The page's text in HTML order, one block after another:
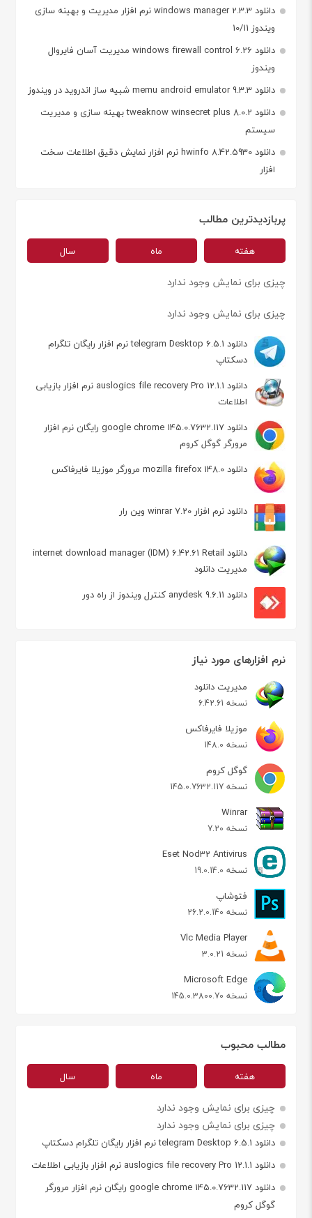
دانلود windows manager 2.3.3 نرم افزار مدیریت و بهینه سازی
ویندوز 10/11
دانلود windows firewall control 6.26 مدیریت آسان فایروال
ویندوز
دانلود memu android emulator 9.3.3 شبیه ساز اندروید در ویندوز
دانلود tweaknow winsecret plus 8.0.2 بهینه سازی و مدیریت
سیستم
دانلود hwinfo 8.42.5930 نرم افزار نمایش دقیق اطلاعات سخت
افزار
پربازدیدترین مطالب
هفته ماه سال
چیزی برای نمایش وجود ندارد
چیزی برای نمایش وجود ندارد
دانلود telegram Desktop 6.5.1 نرم افزار رایگان تلگرام
دسکتاپ
دانلود auslogics file recovery Pro 12.1.1 نرم افزار بازیابی
اطلاعات
دانلود google chrome 145.0.7632.117 رایگان نرم افزار
مرورگر گوگل کروم
دانلود mozilla firefox 148.0 مرورگر موزیلا فایرفاکس
دانلود نرم افزار winrar 7.20 وین رار
دانلود internet download manager (IDM) 6.42.61 Retail
مدیریت دانلود
دانلود anydesk 9.6.11 کنترل ویندوز از راه دور
نرم افزارهای مورد نیاز
مدیریت دانلود
نسخه 6.42.61
موزیلا فایرفاکس
نسخه 148.0
گوگل کروم
نسخه 145.0.7632.117
Winrar
نسخه 7.20
Eset Nod32 Antivirus
نسخه 19.0.14.0
فتوشاپ
نسخه 26.2.0.140
Vlc Media Player
نسخه 3.0.21
Microsoft Edge
نسخه 145.0.3800.70
مطالب محبوب
هفته ماه سال
چیزی برای نمایش وجود ندارد
چیزی برای نمایش وجود ندارد
دانلود telegram Desktop 6.5.1 نرم افزار رایگان تلگرام دسکتاپ
دانلود auslogics file recovery Pro 12.1.1 نرم افزار بازیابی اطلاعات
دانلود google chrome 145.0.7632.117 رایگان نرم افزار مرورگر
گوگل کروم